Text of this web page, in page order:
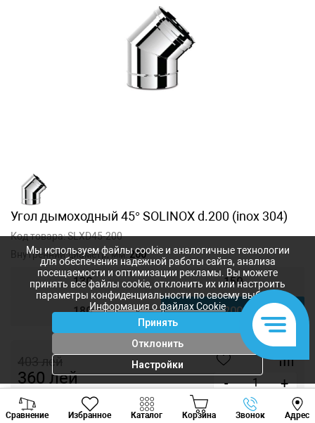
Угол дымоходный 45° SOLINOX d.200 (inox 304)
Код товара:SLXD45-200
Внутренний диаметр, мм:200
130 150
180 200
403лей
360 лей - +
Купить в 1 клик
Сравнение Избранное Каталог Корзина Звонок Адрес
Viber Whatsapp
Мы используем файлы cookie и аналогичные технологии
для обеспечения надежной работы сайта, анализа
посещаемости и оптимизации рекламы. Вы можете
принять все файлы cookie, отклонить их или настроить
параметры конфиденциальности по своему выбору.
Информация о файлах Cookie
Принять
Отклонить
Настройки